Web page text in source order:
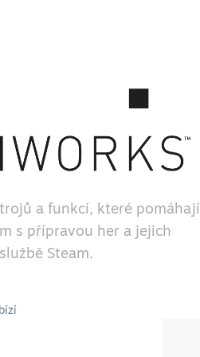
a funkcí, které pomáhají
s přípravou her a jejich
Steam.